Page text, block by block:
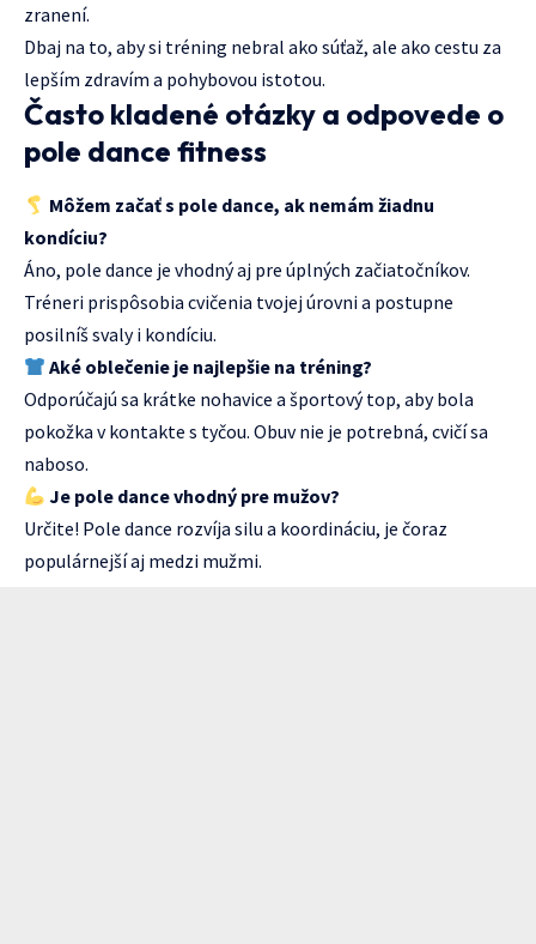
zranení.
Dbaj na to, aby si tréning nebral ako súťaž, ale ako cestu za
lepším zdravím a pohybovou istotou.
Často kladené otázky a odpovede o
pole dance fitness
Môžem začať s pole dance, ak nemám žiadnu
kondíciu?
Áno, pole dance je vhodný aj pre úplných začiatočníkov.
Tréneri prispôsobia cvičenia tvojej úrovni a postupne
posilníš svaly i kondíciu.
Aké oblečenie je najlepšie na tréning?
Odporúčajú sa krátke nohavice a športový top, aby bola
pokožka v kontakte s tyčou. Obuv nie je potrebná, cvičí sa
naboso.
Je pole dance vhodný pre mužov?
Určite! Pole dance rozvíja silu a koordináciu, je čoraz
populárnejší aj medzi mužmi.